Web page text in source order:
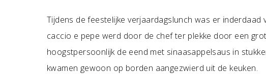
Tijdens de feestelijke verjaardagslunch was er
caccio e pepe werd door de chef ter plekke door een
hoogstpersoonlijk de eend met sinaasappelsaus in
kwamen gewoon op borden aangezwierd uit de keuken.